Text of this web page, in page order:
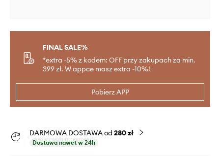
FINAL SALE%
*extra -5% z kodem: OFF przy zakupach za min.
399 zł. W appce masz extra -10%!
Pobierz APP
DARMOWA DOSTAWA od 280 zł
Dostawa nawet w 24h